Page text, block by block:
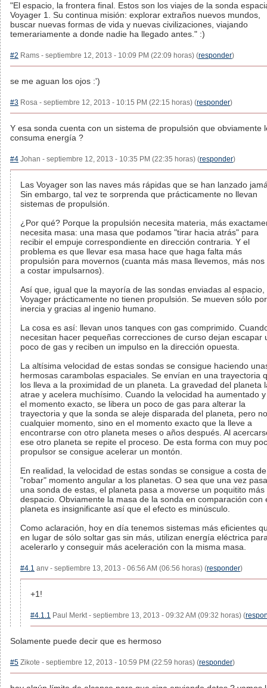
"El espacio, la frontera final. Estos son los viajes de la sonda
Voyager 1. Su continua misión: explorar extraños nuevos mundos,
buscar nuevas formas de vida y nuevas civilizaciones, viajando
temerariamente a donde nadie ha llegado antes." :)
#2 Rams - septiembre 12, 2013 - 10:09 PM (22:09 horas) (responder)
se me aguan los ojos :')
#3 Rosa - septiembre 12, 2013 - 10:15 PM (22:15 horas) (responder)
Y esa sonda cuenta con un sistema de propulsión que obviamente
consuma energía ?
#4 Johan - septiembre 12, 2013 - 10:35 PM (22:35 horas) (responder)
Las Voyager son las naves más rápidas que se han lanzado
Sin embargo, tal vez te sorprenda que prácticamente no llevan
sistemas de propulsión.
¿Por qué? Porque la propulsión necesita materia, más
necesita masa: una masa que podamos "tirar hacia atrás" para
recibir el empuje correspondiente en dirección contraria. Y el
problema es que llevar esa masa hace que haga falta más
propulsión para movernos (cuanta más masa llevemos, más nos
a costar impulsarnos).
Así que, igual que la mayoría de las sondas enviadas al espacio,
Voyager prácticamente no tienen propulsión. Se mueven sólo por
inercia y gracias al ingenio humano.
La cosa es así: llevan unos tanques con gas comprimido.
necesitan hacer pequeñas correcciones de curso dejan escapar
poco de gas y reciben un impulso en la dirección opuesta.
La altísima velocidad de estas sondas se consigue haciendo
hermosas carambolas espaciales. Se envían en una trayectoria
los lleva a la proximidad de un planeta. La gravedad del planeta
atrae y acelera muchísimo. Cuando la velocidad ha aumentado
el momento exacto, se libera un poco de gas para alterar la
trayectoria y que la sonda se aleje disparada del planeta, pero
cualquier momento, sino en el momento exacto que la lleve a
encontrarse con otro planeta meses o años después. Al
ese otro planeta se repite el proceso. De esta forma con muy
propulsor se consigue acelerar un montón.
En realidad, la velocidad de estas sondas se consigue a costa de
"robar" momento angular a los planetas. O sea que una vez pasa
una sonda de estas, el planeta pasa a moverse un poquitito más
despacio. Obviamente la masa de la sonda en comparación con
planeta es insignificante así que el efecto es minúsculo.
Como aclaración, hoy en día tenemos sistemas más eficientes
en lugar de sólo soltar gas sin más, utilizan energía eléctrica
acelerarlo y conseguir más aceleración con la misma masa.
#4.1 anv - septiembre 13, 2013 - 06:56 AM (06:56 horas) (responder)
+1!
#4.1.1 Paul Merkt - septiembre 13, 2013 - 09:32 AM (09:32 horas) (
Solamente puede decir que es hermoso
#5 Zikote - septiembre 12, 2013 - 10:59 PM (22:59 horas) (responder)